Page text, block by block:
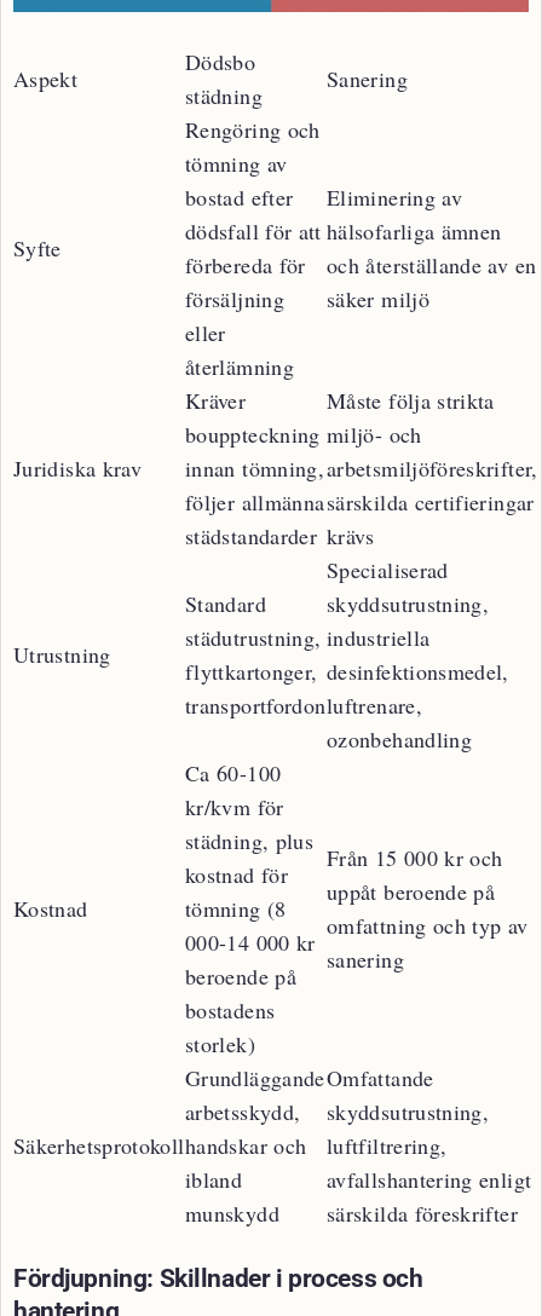
Aspekt
Dödsbo
städning
Sanering
Syfte
Rengöring och
tömning av
bostad efter
dödsfall för att
förbereda för
försäljning
eller
återlämning
Eliminering av
hälsofarliga ämnen
och återställande av en
säker miljö
Juridiska krav
Kräver
bouppteckning
innan tömning,
följer allmänna
städstandarder
Måste följa strikta
miljö- och
arbetsmiljöföreskrifter,
särskilda certifieringar
krävs
Utrustning
Standard
städutrustning,
flyttkartonger,
transportfordon
Specialiserad
skyddsutrustning,
industriella
desinfektionsmedel,
luftrenare,
ozonbehandling
Kostnad
Ca 60-100
kr/kvm för
städning, plus
kostnad för
tömning (8
000-14 000 kr
beroende på
bostadens
storlek)
Från 15 000 kr och
uppåt beroende på
omfattning och typ av
sanering
Säkerhetsprotokoll
Grundläggande
arbetsskydd,
handskar och
ibland
munskydd
Omfattande
skyddsutrustning,
luftfiltrering,
avfallshantering enligt
särskilda föreskrifter
Fördjupning: Skillnader i process och